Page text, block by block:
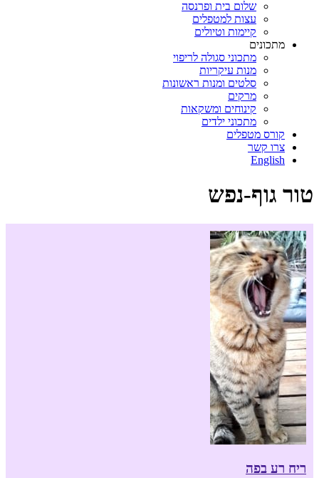
שלום בית ופרנסה
עצות למטפלים
קיימות וטיולים
מתכונים
מתכוני סגולה לריפוי
מנות עיקריות
סלטים ומנות ראשונות
מרקים
קינוחים ומשקאות
מתכוני ילדים
קורס מטפלים
צרו קשר
English
טור גוף-נפש
ריח רע בפה